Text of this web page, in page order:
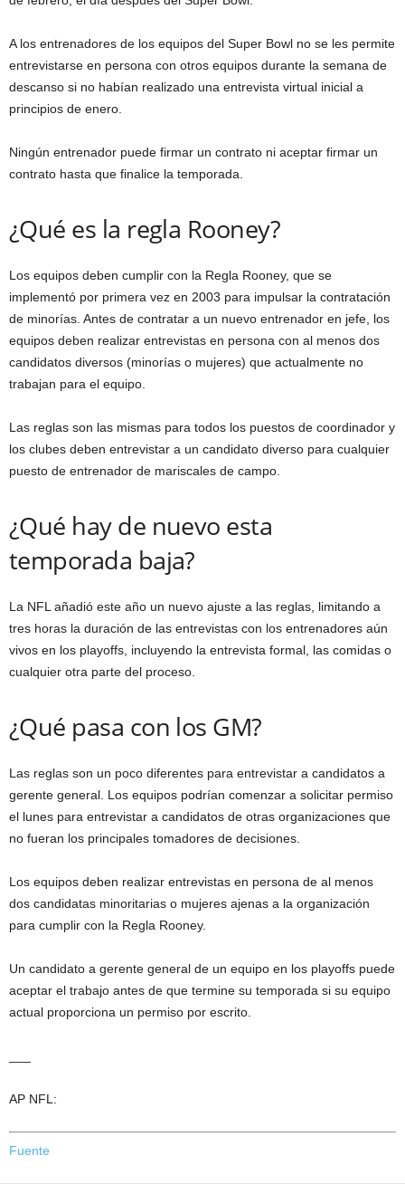
A los entrenadores de los equipos del Super Bowl no se les permite
entrevistarse en persona con otros equipos durante la semana de
descanso si no habían realizado una entrevista virtual inicial a
principios de enero.
Ningún entrenador puede firmar un contrato ni aceptar firmar un
contrato hasta que finalice la temporada.
¿Qué es la regla Rooney?
Los equipos deben cumplir con la Regla Rooney, que se
implementó por primera vez en 2003 para impulsar la contratación
de minorías. Antes de contratar a un nuevo entrenador en jefe, los
equipos deben realizar entrevistas en persona con al menos dos
candidatos diversos (minorías o mujeres) que actualmente no
trabajan para el equipo.
Las reglas son las mismas para todos los puestos de coordinador y
los clubes deben entrevistar a un candidato diverso para cualquier
puesto de entrenador de mariscales de campo.
¿Qué hay de nuevo esta
temporada baja?
La NFL añadió este año un nuevo ajuste a las reglas, limitando a
tres horas la duración de las entrevistas con los entrenadores aún
vivos en los playoffs, incluyendo la entrevista formal, las comidas o
cualquier otra parte del proceso.
¿Qué pasa con los GM?
Las reglas son un poco diferentes para entrevistar a candidatos a
gerente general. Los equipos podrían comenzar a solicitar permiso
el lunes para entrevistar a candidatos de otras organizaciones que
no fueran los principales tomadores de decisiones.
Los equipos deben realizar entrevistas en persona de al menos
dos candidatas minoritarias o mujeres ajenas a la organización
para cumplir con la Regla Rooney.
Un candidato a gerente general de un equipo en los playoffs puede
aceptar el trabajo antes de que termine su temporada si su equipo
actual proporciona un permiso por escrito.
AP NFL:
Fuente